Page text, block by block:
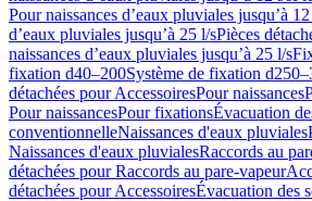
Pour naissances d’eaux pluviales jusqu’à
d’eaux pluviales jusqu’à 25 l/sPièces
naissances d’eaux pluviales jusqu’à 25 l/s
fixation d40–200Système de fixation
détachées pour AccessoiresPour naissances
Pour naissancesPour fixationsÉvacuation
conventionnelleNaissances d'eaux pluviales
Naissances d'eaux pluvialesRaccords au
détachées pour Raccords au pare-vapeur
détachées pour AccessoiresÉvacuation des